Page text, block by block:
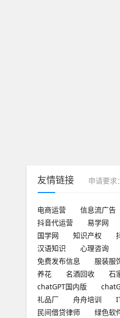
友情链接 申请要求
电商运营 信息流广告
抖音代运营
易学网
国学网
知识产权
汉语知识
心理咨询
免费发布信息
服装服
养花
名酒回收 石
chatGPT国内版
礼品厂
舟舟培训
民间借贷律师
绿色软